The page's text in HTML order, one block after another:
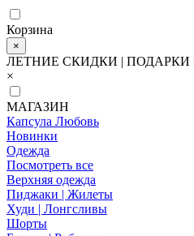
Корзина
×
ЛЕТНИЕ СКИДКИ |
×
МАГАЗИН
Капсула Любовь
Новинки
Одежда
Посмотреть все
Верхняя одежда
Пиджаки | Жилеты
Худи | Лонгсливы
Шорты